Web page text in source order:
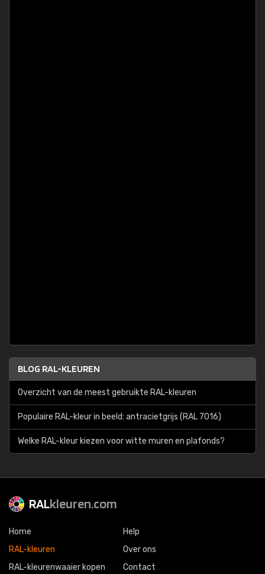
BLOG RAL-KLEUREN
Overzicht van de meest gebruikte RAL-kleuren
Populaire RAL-kleur in beeld: antracietgrijs (RAL 7016)
Welke RAL-kleur kiezen voor witte muren en plafonds?
RALkleuren.com
Home
RAL-kleuren
RAL-kleurenwaaier kopen
Help
Over ons
Contact